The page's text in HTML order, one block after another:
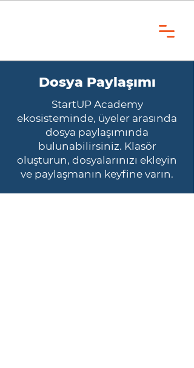
Dosya Paylaşımı
StartUP Academy
ekosisteminde, üyeler arasında
dosya paylaşımında
bulunabilirsiniz. Klasör
oluşturun, dosyalarınızı ekleyin
ve paylaşmanın keyfine varın.